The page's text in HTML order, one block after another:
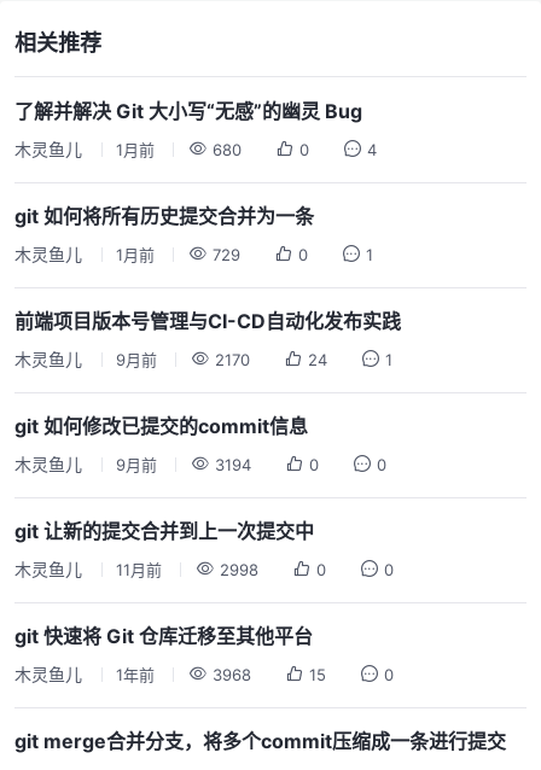
相关推荐
了解并解决 Git 大小写“无感”的幽灵 Bug
木灵鱼儿 1月前 680 0 4
git 如何将所有历史提交合并为一条
木灵鱼儿 1月前 729 0 1
前端项目版本号管理与CI-CD自动化发布实践
木灵鱼儿 9月前 2170 24 1
git 如何修改已提交的commit信息
木灵鱼儿 9月前 3194 0 0
git 让新的提交合并到上一次提交中
木灵鱼儿 11月前 2998 0 0
git 快速将 Git 仓库迁移至其他平台
木灵鱼儿 1年前 3968 15 0
git merge合并分支，将多个commit压缩成一条进行提交